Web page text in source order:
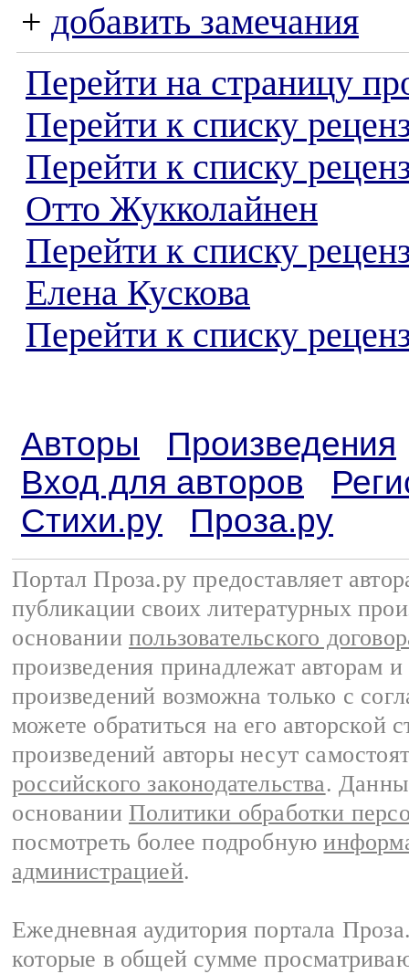
+ добавить замечания
Перейти на страницу
Перейти к списку
Перейти к списку
Отто Жукколайнен
Перейти к списку
Елена Кускова
Перейти к списку
Авторы
Произведения
Вход для авторов
Стихи.ру
Проза.ру
Портал Проза.ру предоставляет
публикации своих литературных
основании пользовательского
произведения принадлежат авторам
произведений возможна только с
можете обратиться на его авторской
произведений авторы несут
российского законодательства.
основании Политики обработки
посмотреть более подробную
администрацией.
Ежедневная аудитория портала
которые в общей сумме